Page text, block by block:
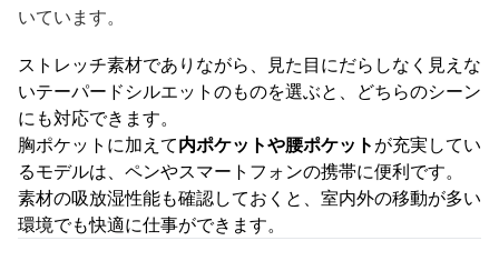
いています。
ストレッチ素材でありながら、見た目にだらしなく見えな
いテーパードシルエットのものを選ぶと、どちらのシーン
にも対応できます。
胸ポケットに加えて内ポケットや腰ポケットが充実してい
るモデルは、ペンやスマートフォンの携帯に便利です。
素材の吸放湿性能も確認しておくと、室内外の移動が多い
環境でも快適に仕事ができます。